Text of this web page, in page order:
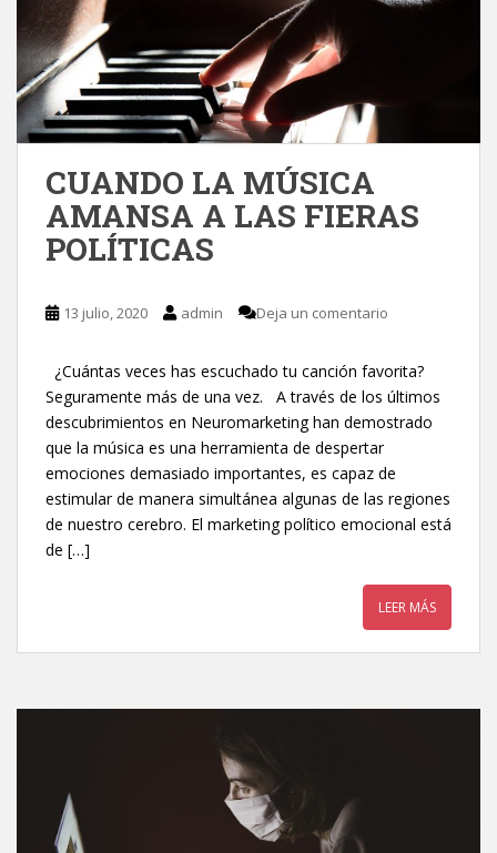
CUANDO LA MÚSICA
AMANSA A LAS FIERAS
POLÍTICAS
13 julio, 2020 admin Deja un comentario
¿Cuántas veces has escuchado tu canción favorita?
Seguramente más de una vez. A través de los últimos
descubrimientos en Neuromarketing han demostrado
que la música es una herramienta de despertar
emociones demasiado importantes, es capaz de
estimular de manera simultánea algunas de las regiones
de nuestro cerebro. El marketing político emocional está
de […]
LEER MÁS